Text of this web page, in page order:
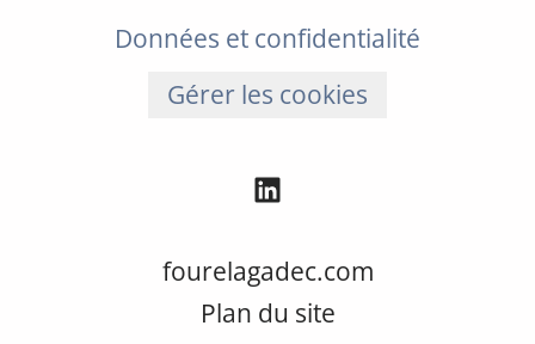
Données et confidentialité
Gérer les cookies
fourelagadec.com
Plan du site